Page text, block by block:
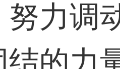
努力调
结的力